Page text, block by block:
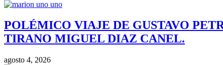
POLÉMICO VIAJE DE GUSTAVO
TIRANO MIGUEL DIAZ CANEL.
agosto 4, 2026